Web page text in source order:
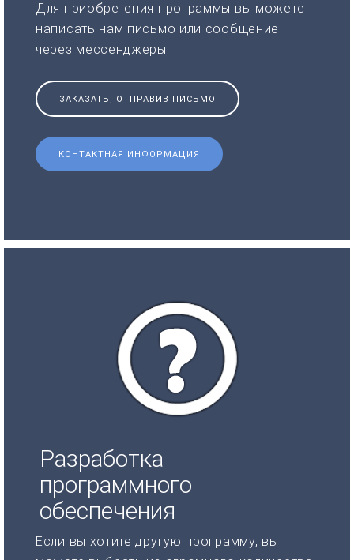
Для приобретения программы вы можете
написать нам письмо или сообщение
через мессенджеры
ЗАКАЗАТЬ, ОТПРАВИВ ПИСЬМО
КОНТАКТНАЯ ИНФОРМАЦИЯ
Разработка
программного
обеспечения
Если вы хотите другую программу, вы